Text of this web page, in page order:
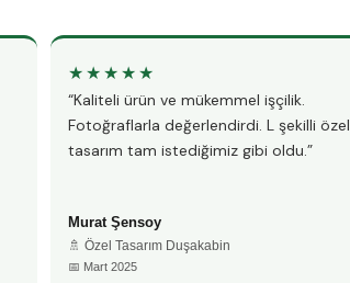
★★★★★
“Kaliteli ürün ve mükemmel işçilik.
Fotoğraflarla değerlendirdi. L şekilli özel
tasarım tam istediğimiz gibi oldu.”
Murat Şensoy
🚿 Özel Tasarım Duşakabin
📅 Mart 2025